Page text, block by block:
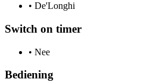
• De'Longhi
Switch on timer
• Nee
Bediening